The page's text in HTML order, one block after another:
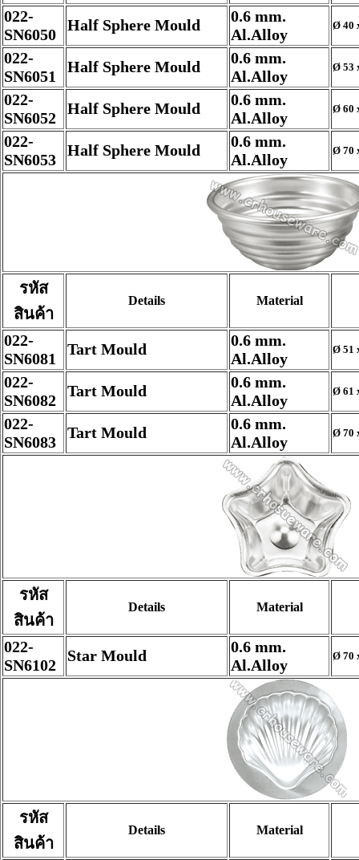
022-
SN6050
Half Sphere Mould
0.6 mm.
Al.Alloy
Ø 40
022-
SN6051
Half Sphere Mould
0.6 mm.
Al.Alloy
Ø 53
022-
SN6052
Half Sphere Mould
0.6 mm.
Al.Alloy
Ø 60
022-
SN6053
Half Sphere Mould
0.6 mm.
Al.Alloy
Ø 70
รหัส
สินค้า
Details Material
022-
SN6081
Tart Mould
0.6 mm.
Al.Alloy
Ø 51
022-
SN6082
Tart Mould
0.6 mm.
Al.Alloy
Ø 61
022-
SN6083
Tart Mould
0.6 mm.
Al.Alloy
Ø 70
รหัส
สินค้า
Details Material
022-
SN6102
Star Mould
0.6 mm.
Al.Alloy
Ø 70
รหัส
สินค้า
Details Material